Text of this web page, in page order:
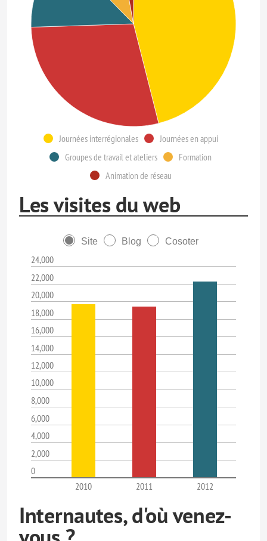
Journées interrégionales
Journées en appui
Groupes de travail et ateliers
Formation
Animation de réseau
Les visites du web
Site Blog Cosoter
24,000
22,000
20,000
18,000
16,000
14,000
12,000
10,000
8,000
6,000
4,000
2,000
0
2010
2011 2012
Internautes, d'où venez-